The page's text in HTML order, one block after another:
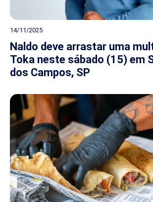
14/11/2025
Naldo deve arrastar uma
Toka neste sábado (15) em
dos Campos, SP